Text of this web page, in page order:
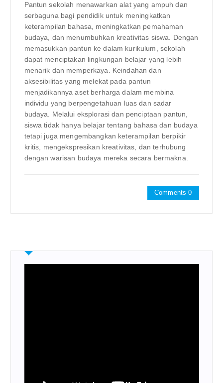
Pantun sekolah menawarkan alat yang ampuh dan
serbaguna bagi pendidik untuk meningkatkan
keterampilan bahasa, meningkatkan pemahaman
budaya, dan menumbuhkan kreativitas siswa. Dengan
memasukkan pantun ke dalam kurikulum, sekolah
dapat menciptakan lingkungan belajar yang lebih
menarik dan memperkaya. Keindahan dan
aksesibilitas yang melekat pada pantun
menjadikannya aset berharga dalam membina
individu yang berpengetahuan luas dan sadar
budaya. Melalui eksplorasi dan penciptaan pantun,
siswa tidak hanya belajar tentang bahasa dan budaya
tetapi juga mengembangkan keterampilan berpikir
kritis, mengekspresikan kreativitas, dan terhubung
dengan warisan budaya mereka secara bermakna.
Comments 0